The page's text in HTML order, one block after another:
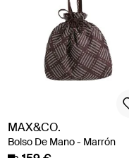
MAX&CO.
Bolso De Mano - Marrón